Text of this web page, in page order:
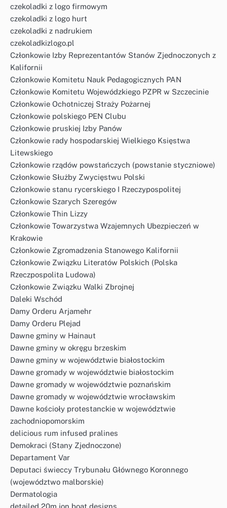
czekoladki z logo firmowym
czekoladki z logo hurt
czekoladki z nadrukiem
czekoladkizlogo.pl
Członkowie Izby Reprezentantów Stanów Zjednoczonych z
Kalifornii
Członkowie Komitetu Nauk Pedagogicznych PAN
Członkowie Komitetu Wojewódzkiego PZPR w Szczecinie
Członkowie Ochotniczej Straży Pożarnej
Członkowie polskiego PEN Clubu
Członkowie pruskiej Izby Panów
Członkowie rady hospodarskiej Wielkiego Księstwa
Litewskiego
Członkowie rządów powstańczych (powstanie styczniowe)
Członkowie Służby Zwycięstwu Polski
Członkowie stanu rycerskiego I Rzeczypospolitej
Członkowie Szarych Szeregów
Członkowie Thin Lizzy
Członkowie Towarzystwa Wzajemnych Ubezpieczeń w
Krakowie
Członkowie Zgromadzenia Stanowego Kalifornii
Członkowie Związku Literatów Polskich (Polska
Rzeczpospolita Ludowa)
Członkowie Związku Walki Zbrojnej
Daleki Wschód
Damy Orderu Arjamehr
Damy Orderu Plejad
Dawne gminy w Hainaut
Dawne gminy w okręgu brzeskim
Dawne gminy w województwie białostockim
Dawne gromady w województwie białostockim
Dawne gromady w województwie poznańskim
Dawne gromady w województwie wrocławskim
Dawne kościoły protestanckie w województwie
zachodniopomorskim
delicious rum infused pralines
Demokraci (Stany Zjednoczone)
Departament Var
Deputaci świeccy Trybunału Głównego Koronnego
(województwo malborskie)
Dermatologia
detailed 20m jon boat designs